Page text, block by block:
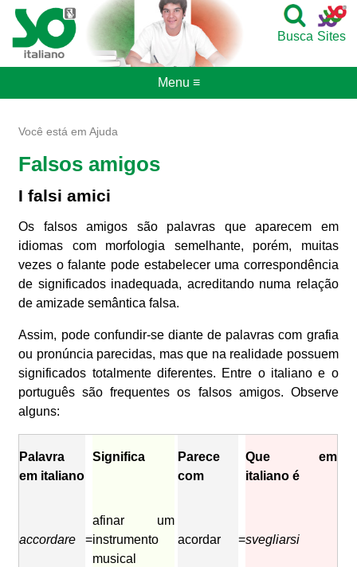
Sites
Busca
Você está em Ajuda
Falsos amigos
I falsi amici
Os falsos amigos são palavras que aparecem em
idiomas com morfologia semelhante, porém, muitas
vezes o falante pode estabelecer uma correspondência
de significados inadequada, acreditando numa relação
de amizade semântica falsa.
Assim, pode confundir-se diante de palavras com grafia
ou pronúncia parecidas, mas que na realidade possuem
significados totalmente diferentes. Entre o italiano e o
português são frequentes os falsos amigos. Observe
alguns:
Palavra
em italiano
Significa
Parece
com
Que em
italiano é
accordare =
afinar um
instrumento
musical
acordar =svegliarsi